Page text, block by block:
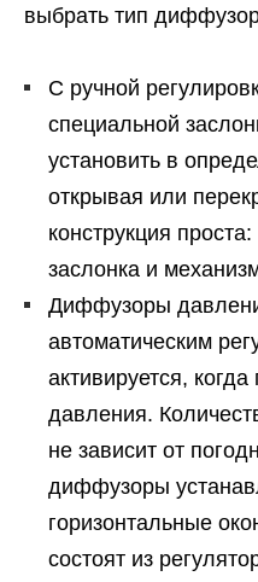
выбрать тип
С ручной
специальной
установить в
открывая или
конструкция
заслонка и
Диффузоры
автоматическим
активируется,
давления.
не зависит от
диффузоры
горизонтальные
состоят из